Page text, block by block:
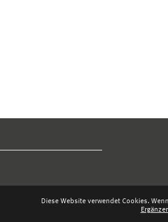
Diese Website verwendet Cookies.